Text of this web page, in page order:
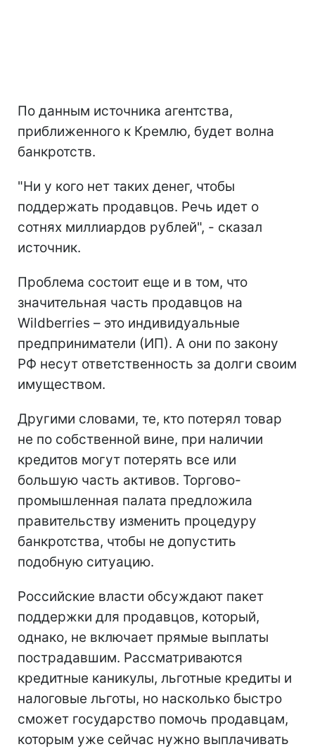
По данным источника агентства,
приближенного к Кремлю, будет волна
банкротств.
"Ни у кого нет таких денег, чтобы
поддержать продавцов. Речь идет о
сотнях миллиардов рублей", - сказал
источник.
Проблема состоит еще и в том, что
значительная часть продавцов на
Wildberries – это индивидуальные
предприниматели (ИП). А они по закону
РФ несут ответственность за долги своим
имуществом.
Другими словами, те, кто потерял товар
не по собственной вине, при наличии
кредитов могут потерять все или
большую часть активов. Торгово-
промышленная палата предложила
правительству изменить процедуру
банкротства, чтобы не допустить
подобную ситуацию.
Российские власти обсуждают пакет
поддержки для продавцов, который,
однако, не включает прямые выплаты
пострадавшим. Рассматриваются
кредитные каникулы, льготные кредиты и
налоговые льготы, но насколько быстро
сможет государство помочь продавцам,
которым уже сейчас нужно выплачивать